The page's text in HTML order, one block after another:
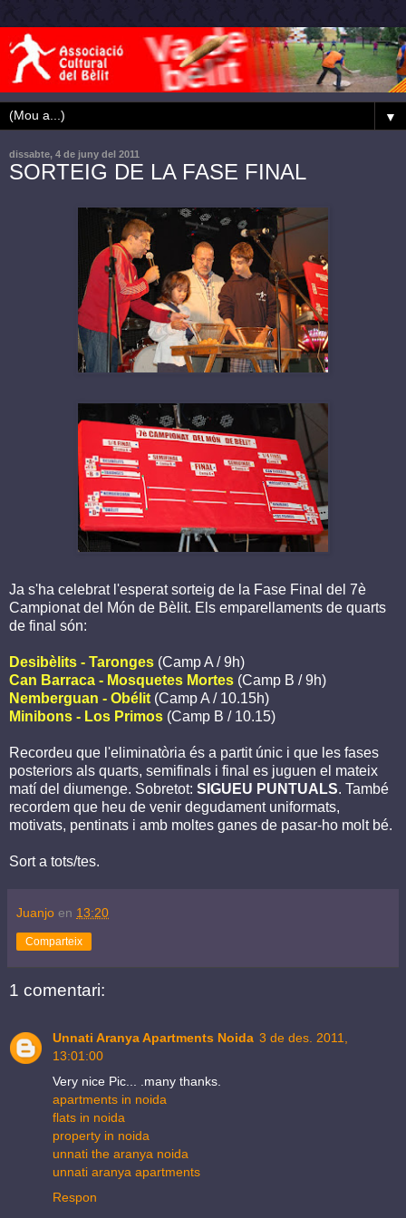
▼
dissabte, 4 de juny del 2011
SORTEIG DE LA FASE FINAL
Ja s'ha celebrat l'esperat sorteig de la Fase Final del 7è
Campionat del Món de Bèlit. Els emparellaments de quarts
de final són:
Desibèlits - Taronges (Camp A / 9h)
Can Barraca - Mosquetes Mortes (Camp B / 9h)
Nemberguan - Obélit (Camp A / 10.15h)
Minibons - Los Primos (Camp B / 10.15)
Recordeu que l'eliminatòria és a partit únic i que les fases
posteriors als quarts, semifinals i final es juguen el mateix
matí del diumenge. Sobretot: SIGUEU PUNTUALS. També
recordem que heu de venir degudament uniformats,
motivats, pentinats i amb moltes ganes de pasar-ho molt bé.
Sort a tots/tes.
Juanjo en 13:20
Comparteix
1 comentari:
Unnati Aranya Apartments Noida 3 de des. 2011,
13:01:00
Very nice Pic... .many thanks.
apartments in noida
flats in noida
property in noida
unnati the aranya noida
unnati aranya apartments
Respon